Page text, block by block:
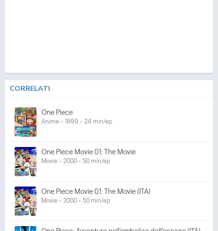
CORRELATI
One Piece
Anime - 1999 - 24 min/ep
One Piece Movie 01: The Movie
Movie - 2000 - 50 min/ep
One Piece Movie 01: The Movie (ITA)
Movie - 2000 - 50 min/ep